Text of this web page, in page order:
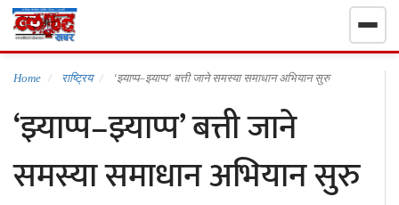
गृहपृष्ठ
निर्वाचन खबर
समाचार
Home राष्ट्रिय ‘झ्याप्प–झ्याप्प’ बत्ती जाने समस्या समाधान अभियान सुरु
‘झ्याप्प–झ्याप्प’ बत्ती जाने
समस्या समाधान अभियान सुरु